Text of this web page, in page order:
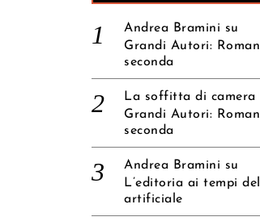
Andrea Bramini su
Grandi Autori:
seconda
La soffitta di camera
Grandi Autori:
seconda
Andrea Bramini su
L’editoria ai tempi
artificiale